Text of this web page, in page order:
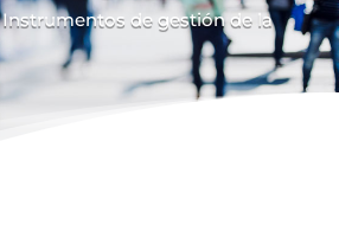
Instrumentos de gestión de la